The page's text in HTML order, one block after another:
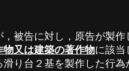
，被告に対し，原告が製
物又は建築の著作物に該当
り台２基を製作した行